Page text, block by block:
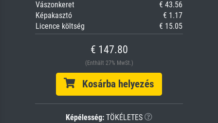
Vászonkeret
€ 43.56
Képakasztó
€ 1.17
Licence költség
€ 15.05
€ 147.80
(Enthält 27% MwSt.)
Kosárba helyezés
Képélesség: TÖKÉLETES